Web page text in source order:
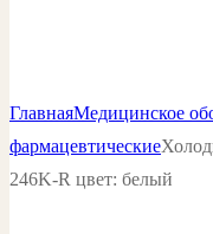
ГлавнаяМедицинское
фармацевтические
246K-R цвет: белый